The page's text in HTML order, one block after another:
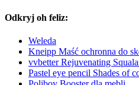
Odkryj oh feliz:
Weleda
Kneipp Maść ochronna do
vvbetter Rejuvenating
Pastel eye pencil Shades of